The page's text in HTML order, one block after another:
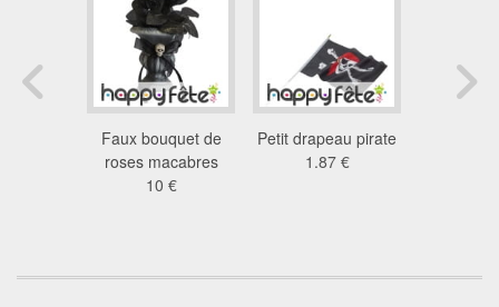
Faux bouquet de
roses macabres
10 €
Petit drapeau pirate
1.87 €